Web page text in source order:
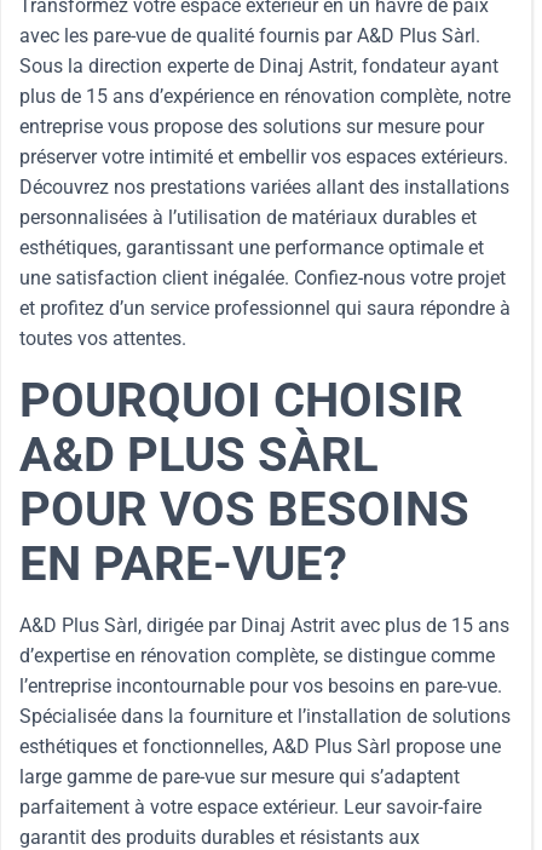
Transformez votre espace extérieur en un havre de paix
avec les pare-vue de qualité fournis par A&D Plus Sàrl.
Sous la direction experte de Dinaj Astrit, fondateur ayant
plus de 15 ans d’expérience en rénovation complète, notre
entreprise vous propose des solutions sur mesure pour
préserver votre intimité et embellir vos espaces extérieurs.
Découvrez nos prestations variées allant des installations
personnalisées à l’utilisation de matériaux durables et
esthétiques, garantissant une performance optimale et
une satisfaction client inégalée. Confiez-nous votre projet
et profitez d’un service professionnel qui saura répondre à
toutes vos attentes.
POURQUOI CHOISIR
A&D PLUS SÀRL
POUR VOS BESOINS
EN PARE-VUE?
A&D Plus Sàrl, dirigée par Dinaj Astrit avec plus de 15 ans
d’expertise en rénovation complète, se distingue comme
l’entreprise incontournable pour vos besoins en pare-vue.
Spécialisée dans la fourniture et l’installation de solutions
esthétiques et fonctionnelles, A&D Plus Sàrl propose une
large gamme de pare-vue sur mesure qui s’adaptent
parfaitement à votre espace extérieur. Leur savoir-faire
garantit des produits durables et résistants aux